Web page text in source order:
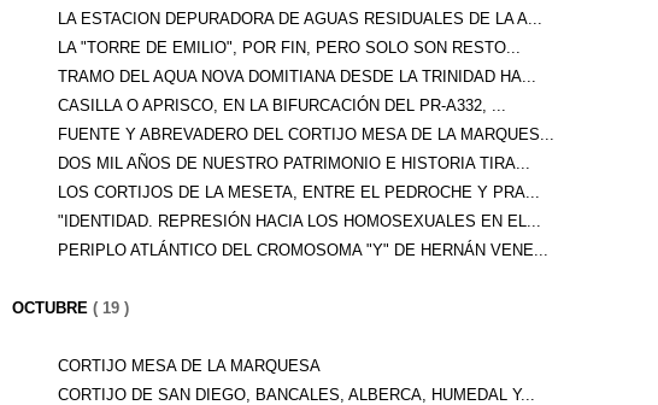
LA ESTACION DEPURADORA DE AGUAS RESIDUALES DE LA A...
LA "TORRE DE EMILIO", POR FIN, PERO SOLO SON RESTO...
TRAMO DEL AQUA NOVA DOMITIANA DESDE LA TRINIDAD HA...
CASILLA O APRISCO, EN LA BIFURCACIÓN DEL PR-A332, ...
FUENTE Y ABREVADERO DEL CORTIJO MESA DE LA MARQUES...
DOS MIL AÑOS DE NUESTRO PATRIMONIO E HISTORIA TIRA...
LOS CORTIJOS DE LA MESETA, ENTRE EL PEDROCHE Y PRA...
"IDENTIDAD. REPRESIÓN HACIA LOS HOMOSEXUALES EN EL...
PERIPLO ATLÁNTICO DEL CROMOSOMA "Y" DE HERNÁN VENE...
OCTUBRE ( 19 )
CORTIJO MESA DE LA MARQUESA
CORTIJO DE SAN DIEGO, BANCALES, ALBERCA, HUMEDAL Y...